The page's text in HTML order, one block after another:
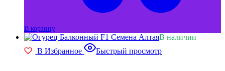
В корзину
В наличии
В Избранное
Быстрый просмотр